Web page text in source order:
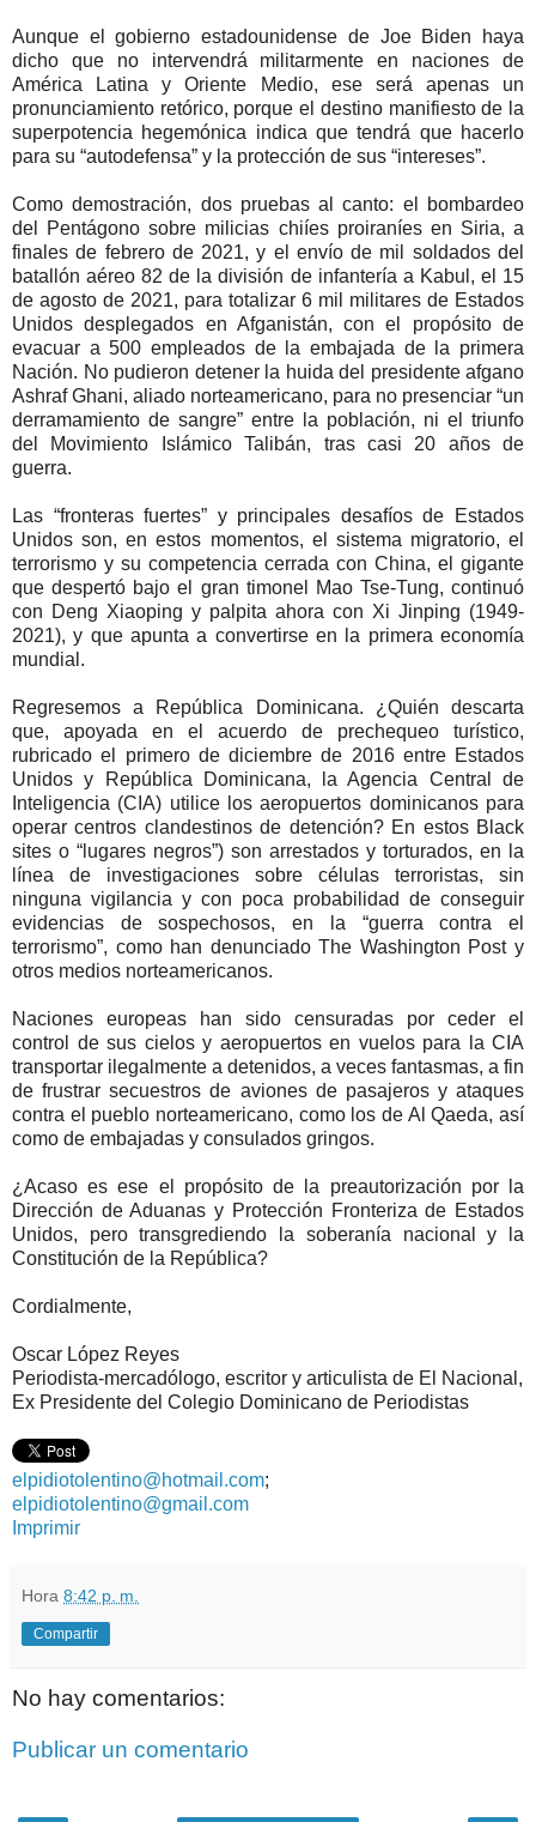
Aunque el gobierno estadounidense de Joe Biden haya
dicho que no intervendrá militarmente en naciones de
América Latina y Oriente Medio, ese será apenas un
pronunciamiento retórico, porque el destino manifiesto de la
superpotencia hegemónica indica que tendrá que hacerlo
para su “autodefensa” y la protección de sus “intereses”.
Como demostración, dos pruebas al canto: el bombardeo
del Pentágono sobre milicias chiíes proiraníes en Siria, a
finales de febrero de 2021, y el envío de mil soldados del
batallón aéreo 82 de la división de infantería a Kabul, el 15
de agosto de 2021, para totalizar 6 mil militares de Estados
Unidos desplegados en Afganistán, con el propósito de
evacuar a 500 empleados de la embajada de la primera
Nación. No pudieron detener la huida del presidente afgano
Ashraf Ghani, aliado norteamericano, para no presenciar “un
derramamiento de sangre” entre la población, ni el triunfo
del Movimiento Islámico Talibán, tras casi 20 años de
guerra.
Las “fronteras fuertes” y principales desafíos de Estados
Unidos son, en estos momentos, el sistema migratorio, el
terrorismo y su competencia cerrada con China, el gigante
que despertó bajo el gran timonel Mao Tse-Tung, continuó
con Deng Xiaoping y palpita ahora con Xi Jinping (1949-
2021), y que apunta a convertirse en la primera economía
mundial.
Regresemos a República Dominicana. ¿Quién descarta
que, apoyada en el acuerdo de prechequeo turístico,
rubricado el primero de diciembre de 2016 entre Estados
Unidos y República Dominicana, la Agencia Central de
Inteligencia (CIA) utilice los aeropuertos dominicanos para
operar centros clandestinos de detención? En estos Black
sites o “lugares negros”) son arrestados y torturados, en la
línea de investigaciones sobre células terroristas, sin
ninguna vigilancia y con poca probabilidad de conseguir
evidencias de sospechosos, en la “guerra contra el
terrorismo”, como han denunciado The Washington Post y
otros medios norteamericanos.
Naciones europeas han sido censuradas por ceder el
control de sus cielos y aeropuertos en vuelos para la CIA
transportar ilegalmente a detenidos, a veces fantasmas, a fin
de frustrar secuestros de aviones de pasajeros y ataques
contra el pueblo norteamericano, como los de Al Qaeda, así
como de embajadas y consulados gringos.
¿Acaso es ese el propósito de la preautorización por la
Dirección de Aduanas y Protección Fronteriza de Estados
Unidos, pero transgrediendo la soberanía nacional y la
Constitución de la República?
Cordialmente,
Oscar López Reyes
Periodista-mercadólogo, escritor y articulista de El Nacional,
Ex Presidente del Colegio Dominicano de Periodistas
elpidiotolentino@hotmail.com;
elpidiotolentino@gmail.com
Imprimir
Hora 8:42 p. m.
Compartir
No hay comentarios:
Publicar un comentario